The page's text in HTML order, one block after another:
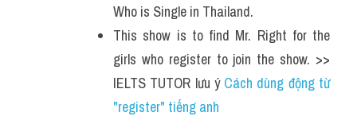
Who is Single in Thailand.
This show is to find Mr. Right for the
girls who register to join the show. >>
IELTS TUTOR lưu ý Cách dùng động từ
"register" tiếng anh